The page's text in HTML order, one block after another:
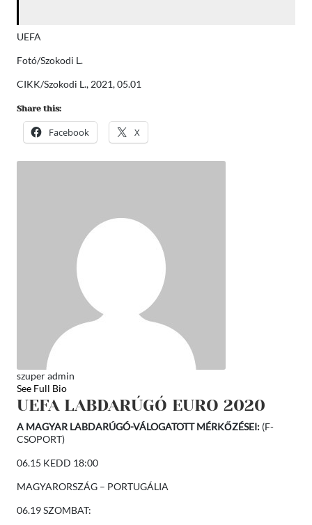
UEFA
Fotó/Szokodi L.
CIKK/Szokodi L., 2021, 05.01
Share this:
Facebook X
szuper admin
See Full Bio
UEFA LABDARÚGÓ EURO 2020
A MAGYAR LABDARÚGÓ-VÁLOGATOTT MÉRKŐZÉSEI:(F-
CSOPORT)
06.15 KEDD 18:00
MAGYARORSZÁG – PORTUGÁLIA
06.19 SZOMBAT: